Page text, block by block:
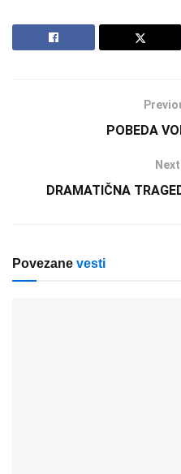
POBEDA
DRAMATIČNA
Povezane vesti